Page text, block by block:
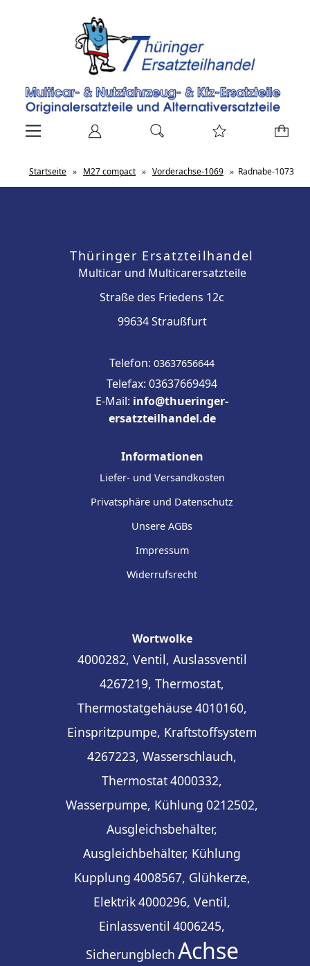
Startseite » M27 compact » Vorderachse-1069 » Radnabe-1073
Thüringer Ersatzteilhandel
Multicar und Multicarersatzteile
Straße des Friedens 12c
99634 Straußfurt
Telefon: 03637656644
Telefax: 03637669494
E-Mail: info@thueringer-
ersatzteilhandel.de
Informationen
Liefer- und Versandkosten
Privatsphäre und Datenschutz
Unsere AGBs
Impressum
Widerrufsrecht
Wortwolke
4000282, Ventil, Auslassventil
4267219, Thermostat,
Thermostatgehäuse 4010160,
Einspritzpumpe, Kraftstoffsystem
4267223, Wasserschlauch,
Thermostat4000332,
Wasserpumpe, Kühlung 0212502,
Ausgleichsbehälter,
Ausgleichbehälter, Kühlung
Kupplung 4008567, Glühkerze,
Elektrik4000296, Ventil,
Einlassventil 4006245,
Sicherungblech Achse